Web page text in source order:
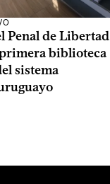
Penal de Libertad
biblioteca
sistema